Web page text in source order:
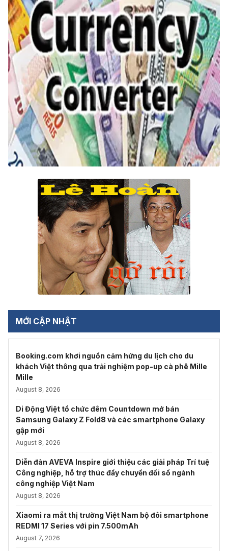
MỚI CẬP NHẬT
Booking.com khơi nguồn cảm hứng du lịch cho du
khách Việt thông qua trải nghiệm pop-up cà phê Mille
Mille
August 8, 2026
Di Động Việt tổ chức đêm Countdown mở bán
Samsung Galaxy Z Fold8 và các smartphone Galaxy
gập mới
August 8, 2026
Diễn đàn AVEVA Inspire giới thiệu các giải pháp Trí tuệ
Công nghiệp, hỗ trợ thúc đẩy chuyển đổi số ngành
công nghiệp Việt Nam
August 8, 2026
Xiaomi ra mắt thị trường Việt Nam bộ đôi smartphone
REDMI 17 Series với pin 7.500mAh
August 7, 2026